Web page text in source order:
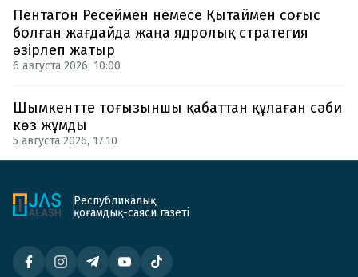
Пентагон Ресеймен немесе Қытаймен соғыс
болған жағдайда жаңа ядролық стратегия
әзірлеп жатыр
6 августа 2026, 10:00
Шымкентте тоғызыншы қабаттан құлаған сәби
көз жұмды
5 августа 2026, 17:10
Республикалық
қоғамдық-саяси газеті